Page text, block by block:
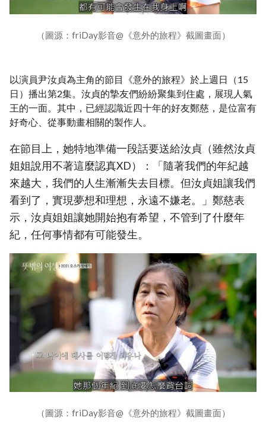
（圖源：friDay影音@《意外的旅程》截圖畫面）
以演員尹汝貞為主角的節目《意外的旅程》於上週日（15
日）播出第2集。汝貞的摯友們紛紛聚集到住處，展現人氣
王的一面。其中，已經認識近四十年的好友鄭慈，是位富有
好奇心、從事動畫相關的製作人。
在節目上，她特地準備一段話要送給汝貞（雖然汝貞
姐姐說用不著這麼認真XD）：「隨著我們的年紀越
來越大，我們的人生漸漸失去目標。但汝貞姐讓我們
看到了，實現夢想和理想，永遠不嫌老。」鄭慈表
示，汝貞姐姐讓她開始抱有希望，不管到了什麼年
紀，任何事情都有可能發生。
（圖源：friDay影音@《意外的旅程》截圖畫面）